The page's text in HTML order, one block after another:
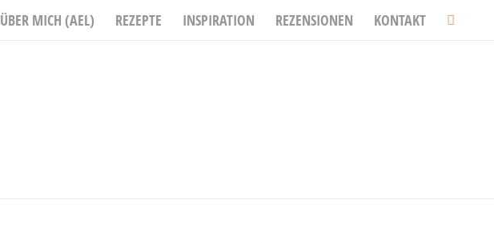
ÜBER MICH (AEL) REZEPTE INSPIRATION REZENSIONEN KONTAKT